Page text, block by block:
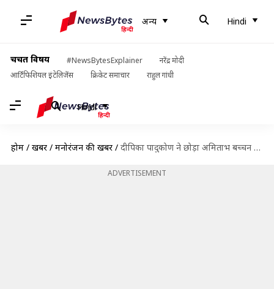
अन्य Hindi
चर्चित विषय #NewsBytesExplainer
नरेंद्र मोदी
आर्टिफिशियल इंटेलिजेंस
क्रिकेट समाचार राहुल गांधी
Hindi
होम / खबरें / मनोरंजन की खबरें / दीपिका पादुकोण ने छोड़ा अमिताभ बच्चन का साथ, 'द इंटर्न' में अब करेंगी केवल ये काम
ADVERTISEMENT